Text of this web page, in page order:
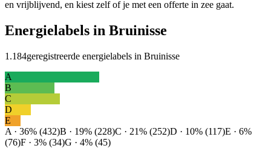
en vrijblijvend, en kiest zelf of je met een offerte in zee gaat.
Energielabels in Bruinisse
1.184geregistreerde energielabels in Bruinisse
A
B
C
D
E
A · 36% (432)B · 19% (228)C · 21% (252)D · 10% (117)E · 6%
(76)F · 3% (34)G · 4% (45)